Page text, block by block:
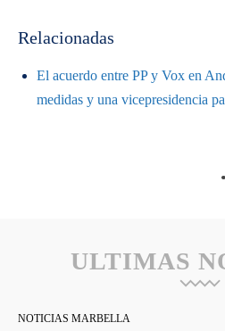
Relacionadas
El acuerdo entre PP y Vox en
medidas y una vicepresidencia
ULTIMAS
NOTICIAS MARBELLA